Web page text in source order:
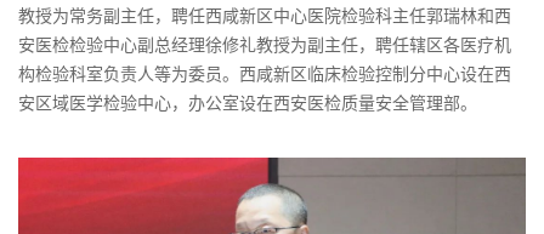
教授为常务副主任，聘任西咸新区中心医院检验科主任郭瑞林和西
安医检检验中心副总经理徐修礼教授为副主任，聘任辖区各医疗机
构检验科室负责人等为委员。西咸新区临床检验控制分中心设在西
安区域医学检验中心，办公室设在西安医检质量安全管理部。